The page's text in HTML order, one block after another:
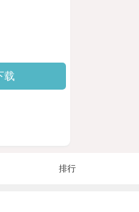
载
排行